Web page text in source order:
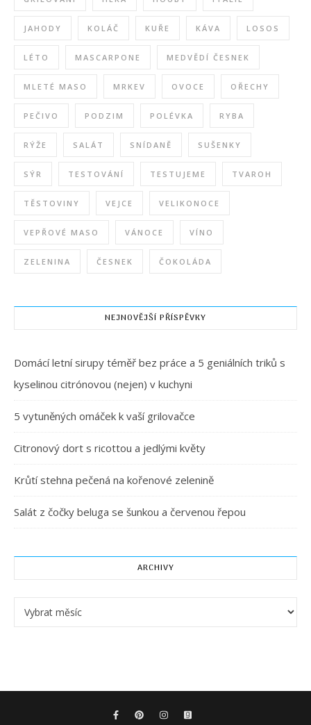
JAHODY KOLÁČ KUŘE KÁVA LOSOS
LÉTO MASCARPONE MEDVĚDÍ ČESNEK
MLETÉ MASO MRKEV OVOCE OŘECHY
PEČIVO PODZIM POLÉVKA RYBA
RÝŽE SALÁT SNÍDANĚ SUŠENKY
SÝR TESTOVÁNÍ TESTUJEME TVAROH
TĚSTOVINY VEJCE VELIKONOCE
VEPŘOVÉ MASO VÁNOCE VÍNO
ZELENINA ČESNEK ČOKOLÁDA
NEJNOVĚJŠÍ PŘÍSPĚVKY
Domácí letní sirupy téměř bez práce a 5 geniálních triků s
kyselinou citrónovou (nejen) v kuchyni
5 vytuněných omáček k vaší grilovačce
Citronový dort s ricottou a jedlými květy
Krůtí stehna pečená na kořenové zelenině
Salát z čočky beluga se šunkou a červenou řepou
ARCHIVY